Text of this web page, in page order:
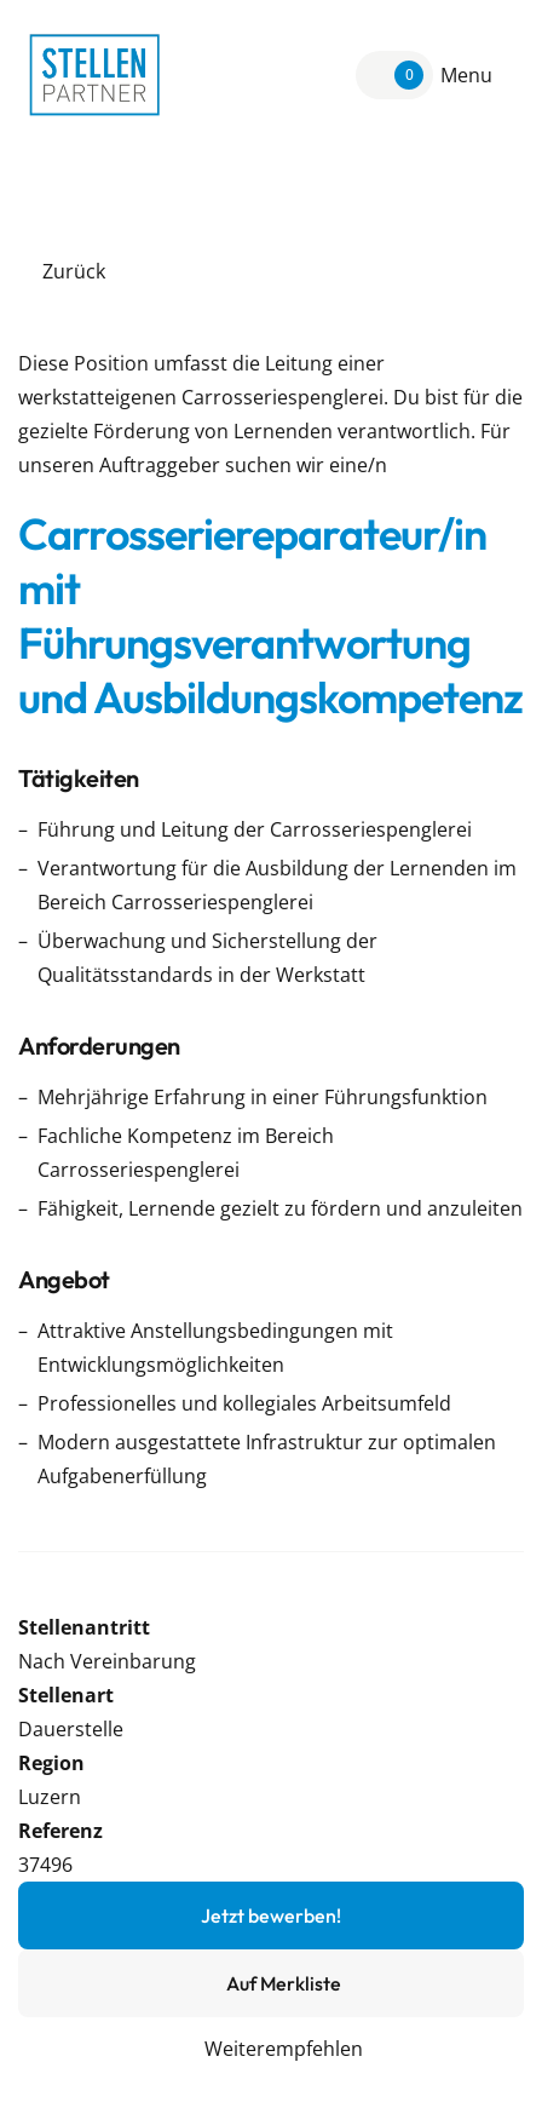
0 Menu
Zurück
Diese Position umfasst die Leitung einer
werkstatteigenen Carrosseriespenglerei. Du bist für die
gezielte Förderung von Lernenden verantwortlich. Für
unseren Auftraggeber suchen wir eine/n
Carrosseriereparateur/in
mit
Führungsverantwortung
und Ausbildungskompetenz
Tätigkeiten
Führung und Leitung der Carrosseriespenglerei
Verantwortung für die Ausbildung der Lernenden im
Bereich Carrosseriespenglerei
Überwachung und Sicherstellung der
Qualitätsstandards in der Werkstatt
Anforderungen
Mehrjährige Erfahrung in einer Führungsfunktion
Fachliche Kompetenz im Bereich
Carrosseriespenglerei
Fähigkeit, Lernende gezielt zu fördern und anzuleiten
Angebot
Attraktive Anstellungsbedingungen mit
Entwicklungsmöglichkeiten
Professionelles und kollegiales Arbeitsumfeld
Modern ausgestattete Infrastruktur zur optimalen
Aufgabenerfüllung
Stellenantritt
Nach Vereinbarung
Stellenart
Dauerstelle
Region
Luzern
Referenz
37496
Jetzt bewerben!
Auf Merkliste
Weiterempfehlen